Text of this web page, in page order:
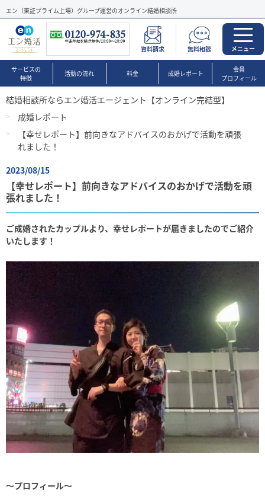
エン（東証プライム上場）グループ運営のオンライン結婚相談所
資料請求 無料相談 メニュー
サービスの
特徴
活動の流れ 料金 成婚レポート
会員
プロフィール
結婚相談所ならエン婚活エージェント【オンライン完結型】
成婚レポート
【幸せレポート】前向きなアドバイスのおかげで活動を頑張
れました！
2023/08/15
【幸せレポート】前向きなアドバイスのおかげで活動を頑
張れました！
ご成婚されたカップルより、幸せレポートが届きましたのでご紹介
いたします！
～プロフィール～